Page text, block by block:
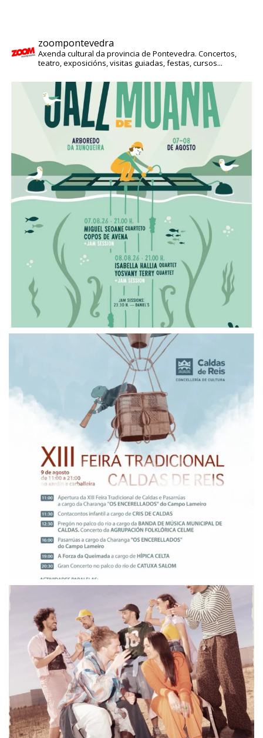
zoompontevedra
Axenda cultural da provincia de Pontevedra. Concertos,
teatro, exposicións, visitas guiadas, festas, cursos...